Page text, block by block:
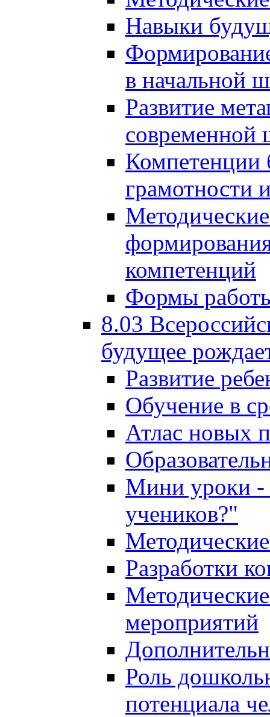
Навыки
в начальной
Развитие
современной
Компетенции
грамотности
компетенций
Формы
8.03
будущее
Развитие
Обучение в
Атлас новых
Мини уроки -
учеников?"
Разработки
мероприятий
Роль
потенциала